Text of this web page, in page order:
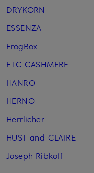
DRYKORN
ESSENZA
FrogBox
FTC CASHMERE
HANRO
HERNO
Herrlicher
HUST and CLAIRE
Joseph Ribkoff